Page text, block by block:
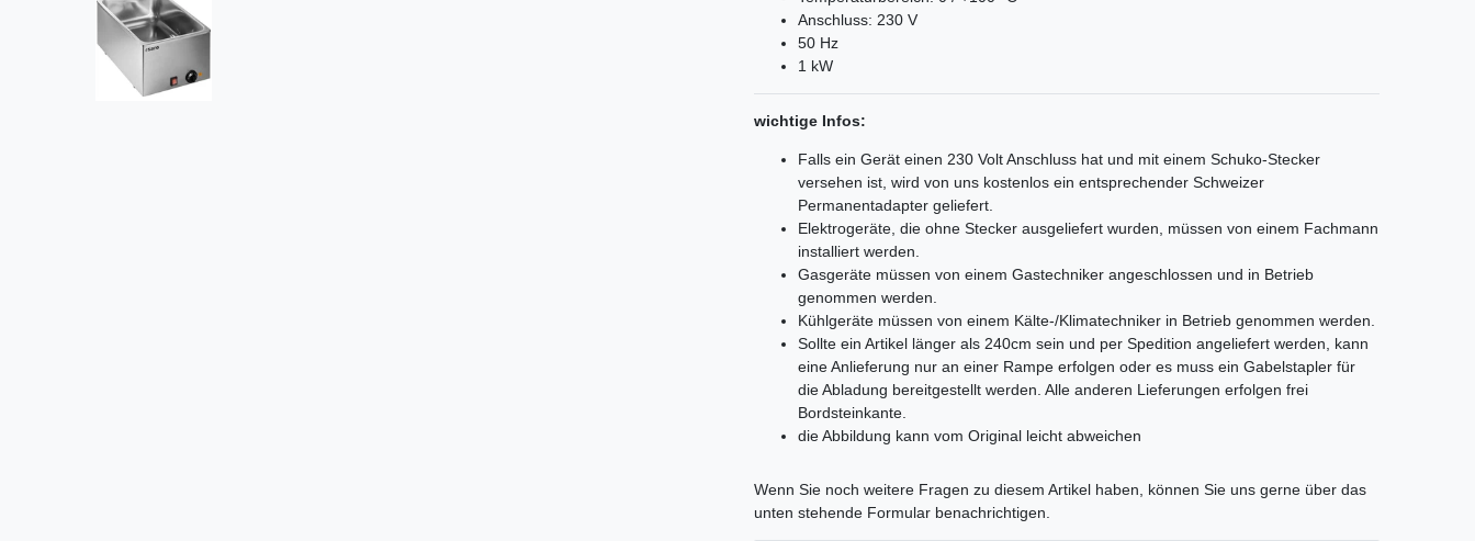
Anschluss: 230 V
50 Hz
1 kW
wichtige Infos:
Falls ein Gerät einen 230 Volt Anschluss hat und mit einem Schuko-Stecker
versehen ist, wird von uns kostenlos ein entsprechender Schweizer
Permanentadapter geliefert.
Elektrogeräte, die ohne Stecker ausgeliefert wurden, müssen von einem Fachmann
installiert werden.
Gasgeräte müssen von einem Gastechniker angeschlossen und in Betrieb
genommen werden.
Kühlgeräte müssen von einem Kälte-/Klimatechniker in Betrieb genommen werden.
Sollte ein Artikel länger als 240cm sein und per Spedition angeliefert werden, kann
eine Anlieferung nur an einer Rampe erfolgen oder es muss ein Gabelstapler für
die Abladung bereitgestellt werden. Alle anderen Lieferungen erfolgen frei
Bordsteinkante.
die Abbildung kann vom Original leicht abweichen
Wenn Sie noch weitere Fragen zu diesem Artikel haben, können Sie uns gerne über das
unten stehende Formular benachrichtigen.